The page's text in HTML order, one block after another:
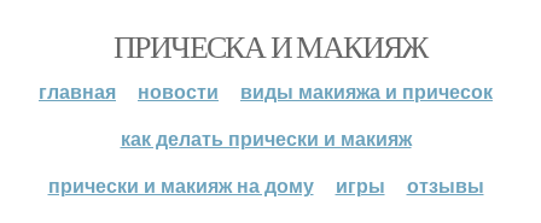
ПРИЧЕСКА И МАКИЯЖ
главная новости
виды макияжа и причесок
как делать прически и макияж
прически и макияж на дому
игры отзывы